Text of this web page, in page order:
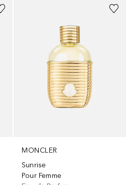
MONCLER
Sunrise
Pour Femme